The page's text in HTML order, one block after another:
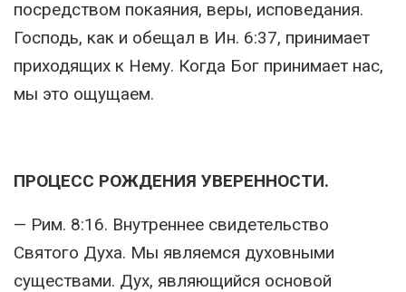
посредством покаяния, веры, исповедания.
Господь, как и обещал в Ин. 6:37, принимает
приходящих к Нему. Когда Бог принимает нас,
мы это ощущаем.
ПРОЦЕСС РОЖДЕНИЯ УВЕРЕННОСТИ.
— Рим. 8:16. Внутреннее свидетельство
Святого Духа. Мы являемся духовными
существами. Дух, являющийся основой